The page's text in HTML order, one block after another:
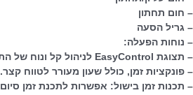
– חום תחתון
– גריל הסעה
– נוחות הפעלה:
– תצוגת EasyControl לניהול קל ונוח של התנור.
– פונקציות זמן, כולל שעון מעורר לטווח קצר.
– תכנות זמן בישול: אפשרות לתכנת זמן